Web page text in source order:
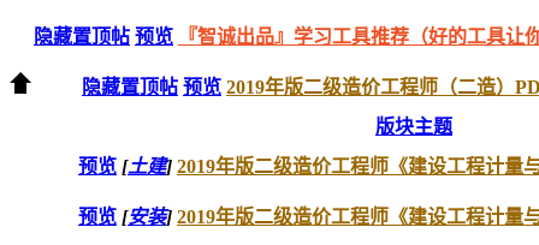
隐藏置顶帖 预览 『智诚出品』学习工具推荐（好的工具让
隐藏置顶帖 预览 2019年版二级造价工程师（二造）
版块主题
预览 [土建] 2019年版二级造价工程师《建设工程计量
预览 [安装] 2019年版二级造价工程师《建设工程计量